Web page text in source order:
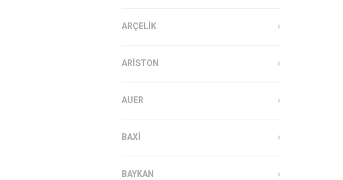
ARÇELIK
ARISTON
AUER
BAXI
BAYKAN